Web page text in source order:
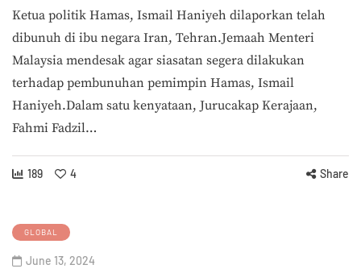
Ketua politik Hamas, Ismail Haniyeh dilaporkan telah
dibunuh di ibu negara Iran, Tehran.Jemaah Menteri
Malaysia mendesak agar siasatan segera dilakukan
terhadap pembunuhan pemimpin Hamas, Ismail
Haniyeh.Dalam satu kenyataan, Jurucakap Kerajaan,
Fahmi Fadzil…
189 4 Share
GLOBAL
June 13, 2024